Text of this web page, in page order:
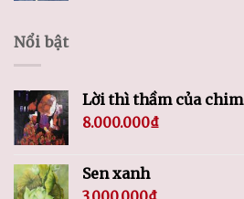
Nổi bật
Lời thì thầm của chim
8.000.000₫
Sen xanh